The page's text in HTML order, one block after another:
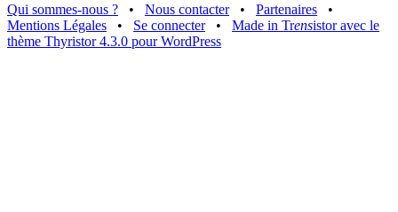
Qui sommes-nous ? • Nous contacter • Partenaires
•
Mentions Légales
• Se connecter • Made in Trensistor avec le
thème Thyristor 4.3.0 pour WordPress